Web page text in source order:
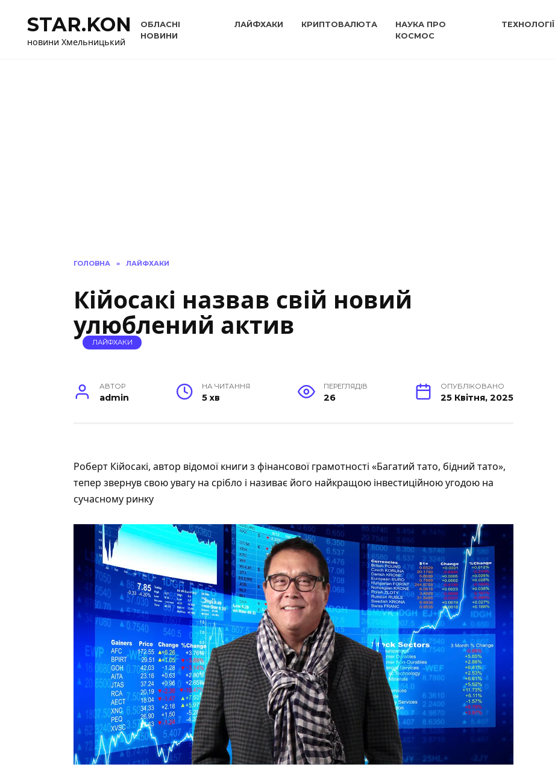
вмістуSTAR.KON
новини Хмельницький
ОБЛАСНІ
НОВИНИ
ЛАЙФХАКИ КРИПТОВАЛЮТА
НАУКА ПРО
КОСМОС
ТЕХНОЛОГІЇ
ГОЛОВНА » ЛАЙФХАКИ
Кійосакі назвав свій новий
улюблений актив
ЛАЙФХАКИ
АВТОР
admin
НА ЧИТАННЯ
5 хв
ПЕРЕГЛЯДІВ
26
ОПУБЛІКОВАНО
25 Квітня, 2025
Роберт Кійосакі, автор відомої книги з фінансової грамотності «Багатий тато, бідний тато»,
тепер звернув свою увагу на срібло і називає його найкращою інвестиційною угодою на
сучасному ринку